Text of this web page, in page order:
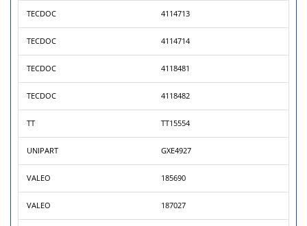
TECDOC 4114713
TECDOC 4114714
TECDOC 4118481
TECDOC 4118482
TT TT15554
UNIPART GXE4927
VALEO 185690
VALEO 187027